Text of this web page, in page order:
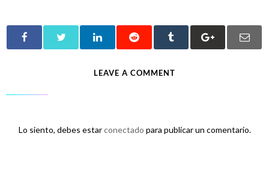
LEAVE A COMMENT
Lo siento, debes estarconectado para publicar un comentario.